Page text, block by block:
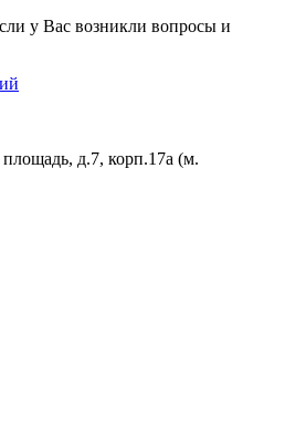
у Вас возникли вопросы и
д.7, корп.17а (м.